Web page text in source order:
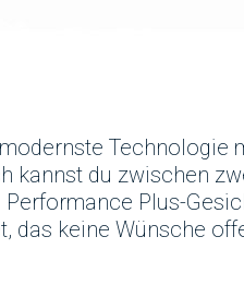
kannst du zwischen
Plus-
das keine Wünsche